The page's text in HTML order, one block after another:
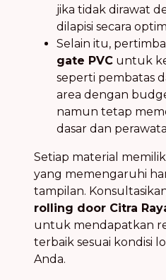
jika tidak dirawat
dilapisi secara
Selain itu,
gate PVC untuk
seperti pembatas
area dengan
namun tetap
dasar dan
Setiap material
yang memengaruhi
tampilan.
rolling door Citra
untuk mendapatkan
terbaik sesuai kondisi
Anda.